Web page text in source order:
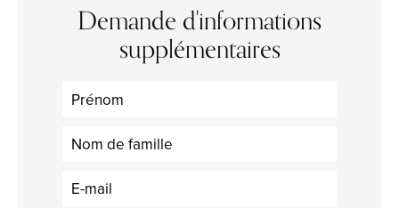
Demande d'informations
supplémentaires